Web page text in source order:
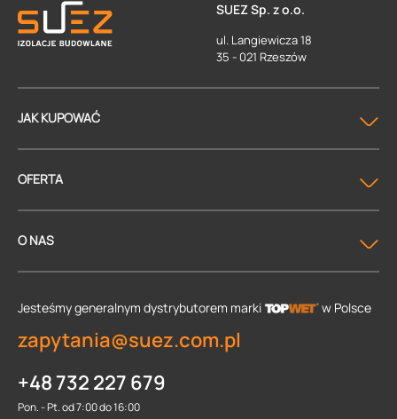
SUEZ Sp. z o.o.
ul. Langiewicza 18
35 - 021 Rzeszów
JAK KUPOWAĆ
OFERTA
O NAS
Jesteśmy generalnym dystrybutorem marki w Polsce
zapytania@suez.com.pl
+48 732 227 679
Pon. - Pt. od 7:00 do 16:00